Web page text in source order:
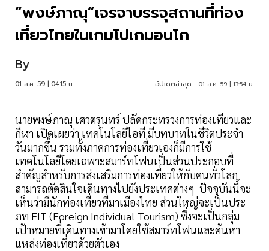
“พงษ์ภาณุ”เจรจาบรรจุสถานที่ท่อง
เที่ยวไทยในเกมโปเกมอนโก
By
01 ส.ค. 59 | 04:15 น. อัปเดตล่าสุด : 01 ส.ค. 59 | 13:54 น.
นายพงษ์ภาณุ เศวตรุนทร์ ปลัดกระทรวงการท่องเที่ยวและ
กีฬา เปิดเผยว่า เทคโนโลยีไอที มีบทบาทในชีวิตประจำ
วันมากขึ้น รวมทั้งภาคการท่องเที่ยวเองก็มีการใช้
เทคโนโลยีโดยเฉพาะสมาร์ทโฟนเป็นส่วนประกอบที่
สำคัญสำหรับการส่งเสริมการท่องเที่ยวให้กับคนทั่วโลก
สามารถตัดสินใจเดินทางไปยังประเทศต่างๆ ปัจจุบันนี้จะ
เห็นว่ามีนักท่องเที่ยวที่มาเมืองไทย ส่วนใหญ่จะเป็นประ
ภท FIT (Foreign Individual Tourism) ซึ่งจะเป็นกลุ่ม
เป้าหมายที่เดินทางเข้ามาโดยใช้สมาร์ทโฟนและค้นหา
แหล่งท่องเที่ยวด้วยตัวเอง